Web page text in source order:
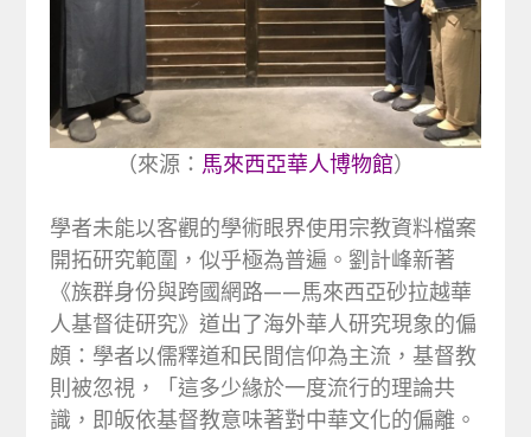
（來源： 馬來西亞華人博物館）
學者未能以客觀的學術眼界使用宗教資料檔案
開拓研究範圍，似乎極為普遍。劉計峰新著
《族群身份與跨國網路——馬來西亞砂拉越華
人基督徒研究》道出了海外華人研究現象的偏
頗：學者以儒釋道和民間信仰為主流，基督教
則被忽視，「這多少緣於一度流行的理論共
識，即皈依基督教意味著對中華文化的偏離。